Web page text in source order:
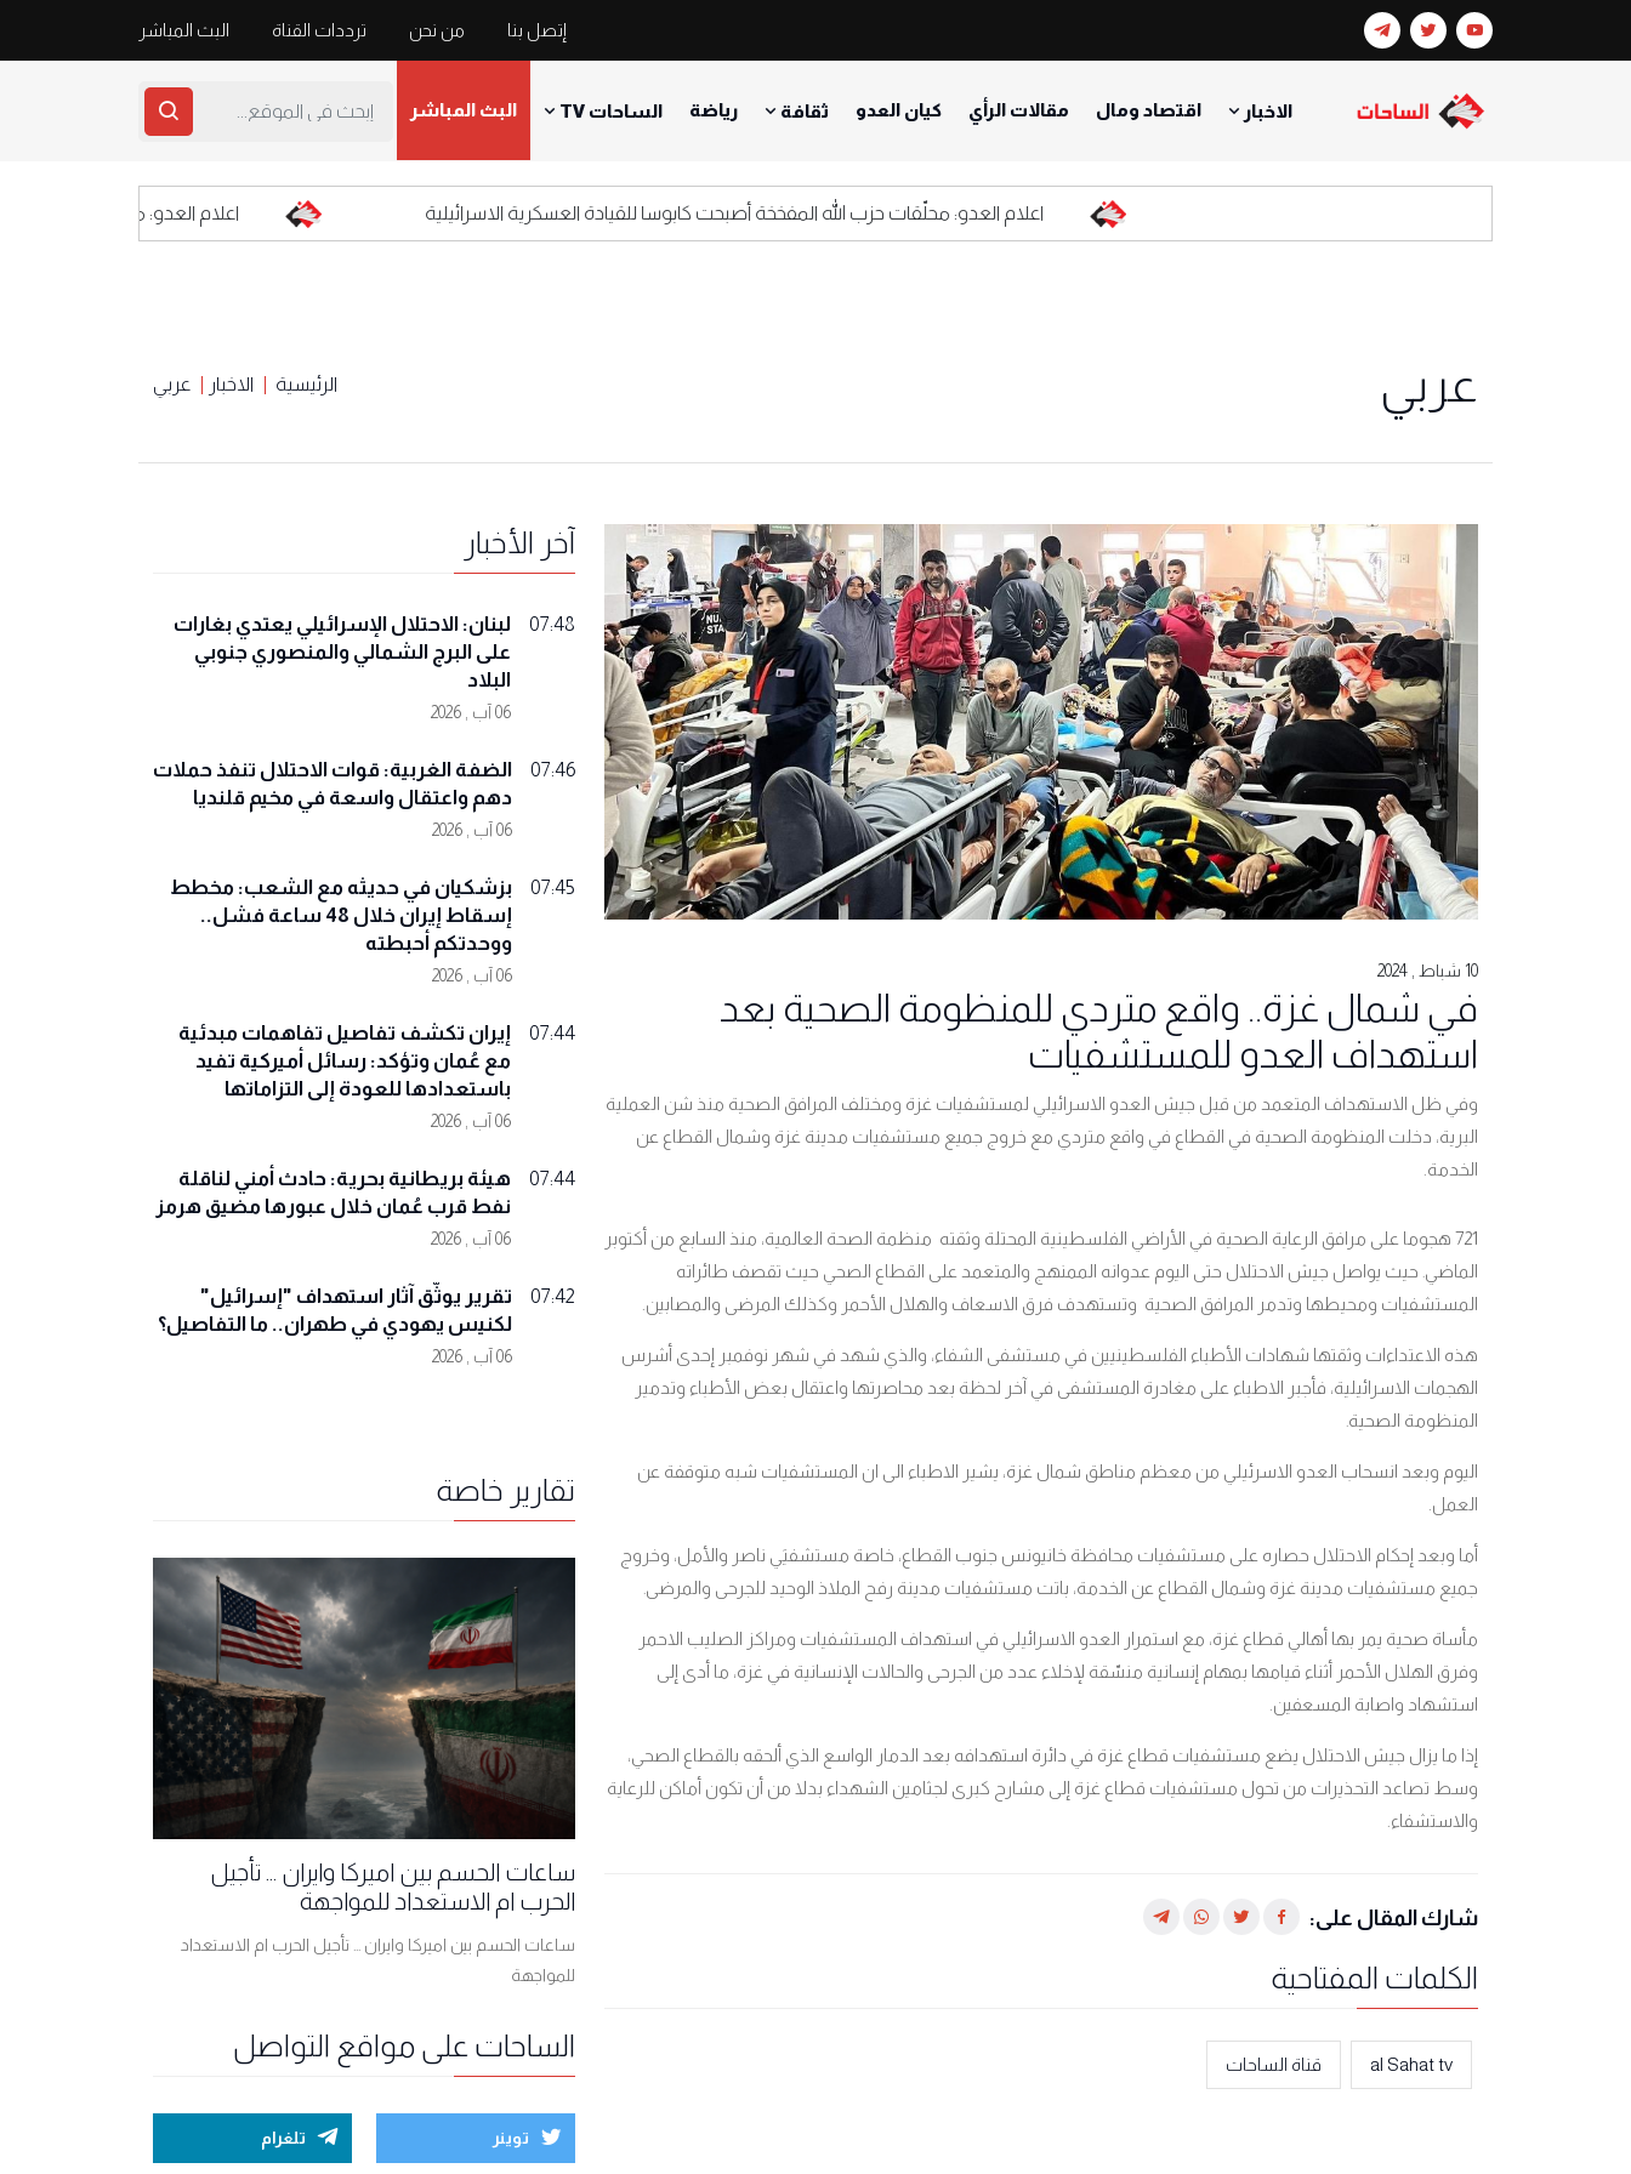
إتصل بنا من نحن ترددات القناة البث المباشر
الاخبار اقتصاد ومال مقالات الرأي كيان العدو ثقافة رياضة الساحات TV البث المباشر
اعلام العدو: محلّقات حزب الله اعلام العدو: محلّقات حزب الله المفخخة أصبحت كابوسا للقيادة العسكرية الاسرائيلية
عربي الرئيسية الاخبار عربي
10 شباط , 2024
في شمال غزة.. واقع متردي للمنظومة الصحية بعد
استهداف العدو للمستشفيات
وفي ظل الاستهداف المتعمد من قبل جيش العدو الاسرائيلي لمستشفيات غزة ومختلف المرافق الصحية منذ شن العملية
البرية، دخلت المنظومة الصحية في القطاع في واقع متردي مع خروج جميع مستشفيات مدينة غزة وشمال القطاع عن
الخدمة.
721 هجوما على مرافق الرعاية الصحية في الأراضي الفلسطينية المحتلة وثقته منظمة الصحة العالمية، منذ السابع من أكتوبر
الماضي. حيث يواصل جيش الاحتلال حتى اليوم عدوانه الممنهج والمتعمد على القطاع الصحي حيث تقصف طائراته
المستشفيات ومحيطها وتدمر المرافق الصحية وتستهدف فرق الاسعاف والهلال الأحمر وكذلك المرضى والمصابين.
هذه الاعتداءات وثقتها شهادات الأطباء الفلسطينيين في مستشفى الشفاء، والذي شهد في شهر نوفمبر إحدى أشرس
الهجمات الاسرائيلية، فأجبر الاطباء على مغادرة المستشفى في آخر لحظة بعد محاصرتها واعتقال بعض الأطباء وتدمير
المنظومة الصحية.
اليوم وبعد انسحاب العدو الاسرئيلي من معظم مناطق شمال غزة، يشير الاطباء الى ان المستشفيات شبه متوقفة عن
العمل.
أما وبعد إحكام الاحتلال حصاره على مستشفيات محافظة خانيونس جنوب القطاع، خاصة مستشفيَي ناصر والأمل، وخروج
جميع مستشفيات مدينة غزة وشمال القطاع عن الخدمة، باتت مستشفيات مدينة رفح الملاذ الوحيد للجرحى والمرضى.
مأساة صحية يمر بها أهالي قطاع غزة، مع استمرار العدو الاسرائيلي في استهداف المستشفيات ومراكز الصليب الاحمر
وفرق الهلال الأحمر أثناء قيامها بمهام إنسانية منسّقة لإخلاء عدد من الجرحى والحالات الإنسانية في غزة، ما أدى إلى
استشهاد واصابة المسعفين.
إذا ما يزال جيش الاحتلال يضع مستشفيات قطاع غزة في دائرة استهدافه بعد الدمار الواسع الذي ألحقه بالقطاع الصحي،
وسط تصاعد التحذيرات من تحول مستشفيات قطاع غزة إلى مشارح كبرى لجثامين الشهداء بدلا من أن تكون أماكن للرعاية
والاستشفاء.
شارك المقال على:
الكلمات المفتاحية
al Sahat tv قناة الساحات
آخر الأخبار
07:48
لبنان: الاحتلال الإسرائيلي يعتدي بغارات
على البرج الشمالي والمنصوري جنوبي
البلاد
06 آب , 2026
07:46
الضفة الغربية: قوات الاحتلال تنفذ حملات
دهم واعتقال واسعة في مخيم قلنديا
06 آب , 2026
07:45
بزشكيان في حديثه مع الشعب: مخطط
إسقاط إيران خلال 48 ساعة فشل..
ووحدتكم أحبطته
06 آب , 2026
07:44
إيران تكشف تفاصيل تفاهمات مبدئية
مع عُمان وتؤكد: رسائل أميركية تفيد
باستعدادها للعودة إلى التزاماتها
06 آب , 2026
07:44
هيئة بريطانية بحرية: حادث أمني لناقلة
نفط قرب عُمان خلال عبورها مضيق هرمز
06 آب , 2026
07:42
تقرير يوثّق آثار استهداف "إسرائيل"
لكنيس يهودي في طهران.. ما التفاصيل؟
06 آب , 2026
تقارير خاصة
ساعات الحسم بين اميركا وايران ... تأجيل
الحرب ام الاستعداد للمواجهة
ساعات الحسم بين اميركا وايران ... تأجيل الحرب ام الاستعداد
للمواجهة
الساحات على مواقع التواصل
توينر تلغرام